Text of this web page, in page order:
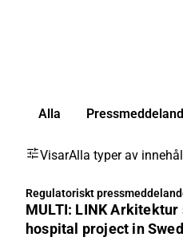
Alla
VisarAlla typer av innehåll
Regulatoriskt
MULTI: LINK
hospital project in